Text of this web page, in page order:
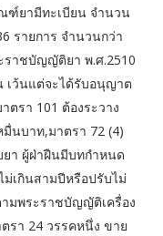
ฑ์ยามีทะเบียน จำนวน
รายการ จำนวนกว่า
ราชบัญญัติยา พ.ศ.2510
เว้นแต่จะได้รับอนุญาต
รา 101 ต้องระวาง
นบาท,มาตรา 72 (4)
า ผู้ฝ่าฝืนมีบทกำหนด
เกินสามปีหรือปรับไม่
มพระราชบัญญัติเครื่อง
รา 24 วรรคหนึ่ง ขาย